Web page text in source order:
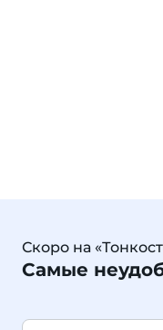
Скоро на
Самые